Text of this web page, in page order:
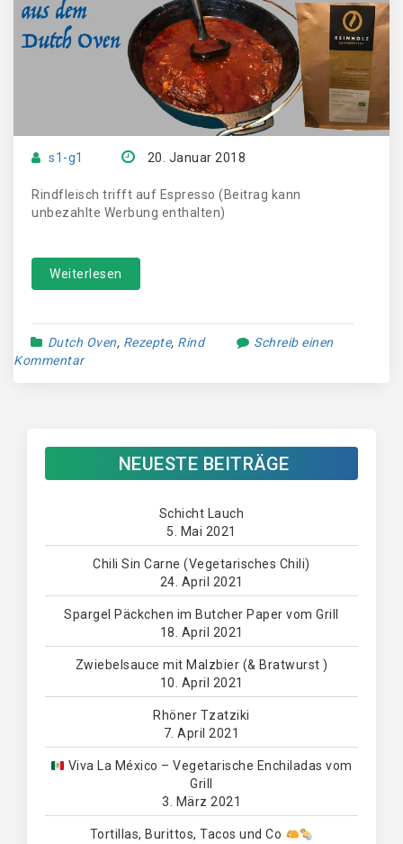
s1-g1 20. Januar 2018
Rindfleisch trifft auf Espresso (Beitrag kann
unbezahlte Werbung enthalten)
Weiterlesen
Dutch Oven, Rezepte, Rind
Schreib einen
Kommentar
NEUESTE BEITRÄGE
Schicht Lauch
5. Mai 2021
Chili Sin Carne (Vegetarisches Chili)
24. April 2021
Spargel Päckchen im Butcher Paper vom Grill
18. April 2021
Zwiebelsauce mit Malzbier (& Bratwurst )
10. April 2021
Rhöner Tzatziki
7. April 2021
Viva La México – Vegetarische Enchiladas vom
Grill
3. März 2021
Tortillas, Burittos, Tacos und Co